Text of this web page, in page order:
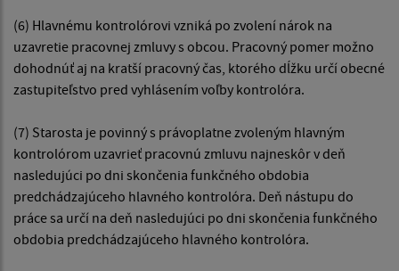
(6) Hlavnému kontrolórovi vzniká po zvolení nárok na
uzavretie pracovnej zmluvy s obcou. Pracovný pomer možno
dohodnúť aj na kratší pracovný čas, ktorého dĺžku určí obecné
zastupiteľstvo pred vyhlásením voľby kontrolóra.
(7) Starosta je povinný s právoplatne zvoleným hlavným
kontrolórom uzavrieť pracovnú zmluvu najneskôr v deň
nasledujúci po dni skončenia funkčného obdobia
predchádzajúceho hlavného kontrolóra. Deň nástupu do
práce sa určí na deň nasledujúci po dni skončenia funkčného
obdobia predchádzajúceho hlavného kontrolóra.